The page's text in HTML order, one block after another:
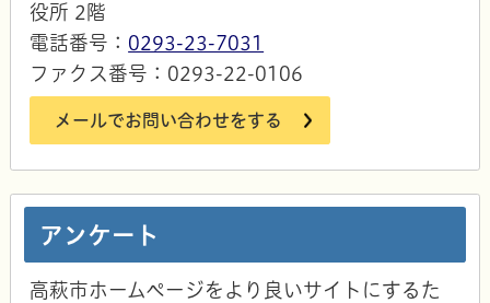
役所 2階
電話番号： 0293-23-7031
ファクス番号：0293-22-0106
メールでお問い合わせをする
アンケート
高萩市ホームページをより良いサイトにするた